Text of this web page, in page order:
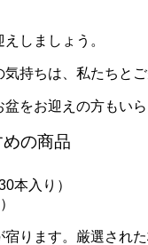
しましょう。
持ちは、私たちと
をお迎えの方もい
の商品
本入り）
ります。厳選され